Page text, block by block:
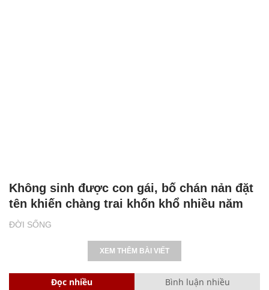
ĐỜI SỐNG
Không sinh được con gái, bố chán nản đặt
tên khiến chàng trai khốn khổ nhiều năm
XEM THÊM BÀI VIẾT
Đọc nhiều Bình luận nhiều